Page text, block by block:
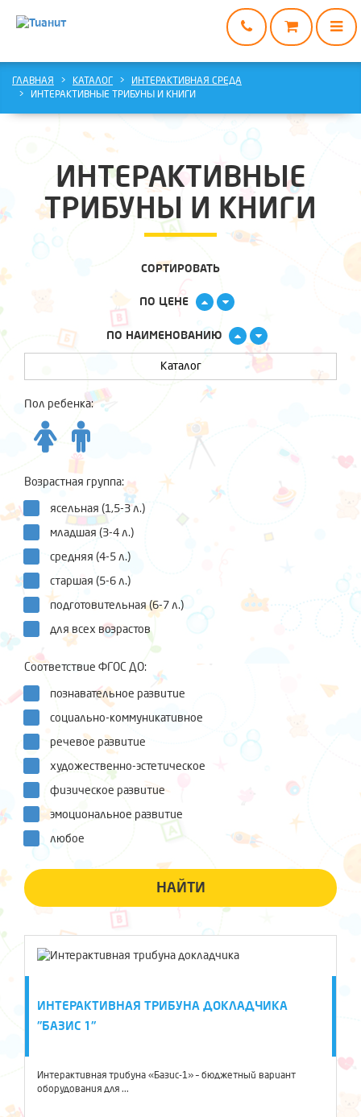
ГЛАВНАЯ
КАТАЛОГ
ОПЛАТА
ВАРИАНТЫ
СОТРУДНИЧЕСТВА
ГЛАВНАЯ КАТАЛОГ
ИНТЕРАКТИВНАЯ СРЕДА
ИНТЕРАКТИВНЫЕ ТРИБУНЫ И КНИГИ
ИНТЕРАКТИВНЫЕ
ТРИБУНЫ И КНИГИ
СОРТИРОВАТЬ
ПО ЦЕНЕ
ПО НАИМЕНОВАНИЮ
Каталог
Пол ребенка:
Возрастная группа:
ясельная (1,5-3 л.)
младшая (3-4 л.)
средняя (4-5 л.)
старшая (5-6 л.)
подготовительная (6-7 л.)
для всех возрастов
Соответствие ФГОС ДО:
познавательное развитие
социально-коммуникативное
речевое развитие
художественно-эстетическое
физическое развитие
эмоциональное развитие
любое
НАЙТИ
ИНТЕРАКТИВНАЯ ТРИБУНА ДОКЛАДЧИКА
"БАЗИС 1"
Интерактивная трибуна «Базис-1» – бюджетный вариант
оборудования для ...